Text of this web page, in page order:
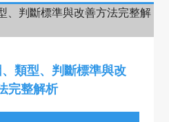
類型、判斷標準與改
完整解析